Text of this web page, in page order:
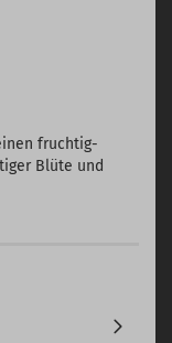
fruchtig-
Blüte und